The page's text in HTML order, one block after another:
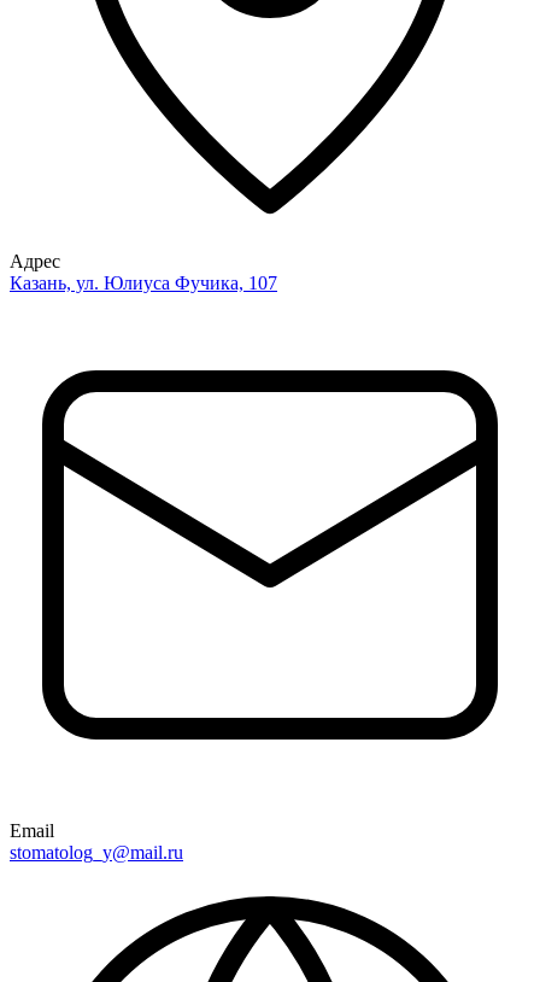
Адрес
Казань, ул. Юлиуса Фучика, 107
Email
stomatolog_y@mail.ru